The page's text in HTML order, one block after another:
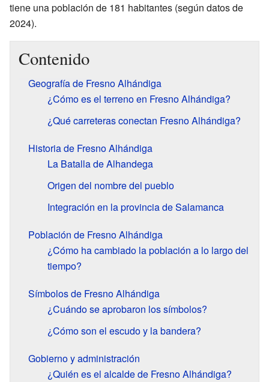
tiene una población de 181 habitantes (según datos de
2024).
Contenido
Geografía de Fresno Alhándiga
¿Cómo es el terreno en Fresno Alhándiga?
¿Qué carreteras conectan Fresno Alhándiga?
Historia de Fresno Alhándiga
La Batalla de Alhandega
Origen del nombre del pueblo
Integración en la provincia de Salamanca
Población de Fresno Alhándiga
¿Cómo ha cambiado la población a lo largo del
tiempo?
Símbolos de Fresno Alhándiga
¿Cuándo se aprobaron los símbolos?
¿Cómo son el escudo y la bandera?
Gobierno y administración
¿Quién es el alcalde de Fresno Alhándiga?